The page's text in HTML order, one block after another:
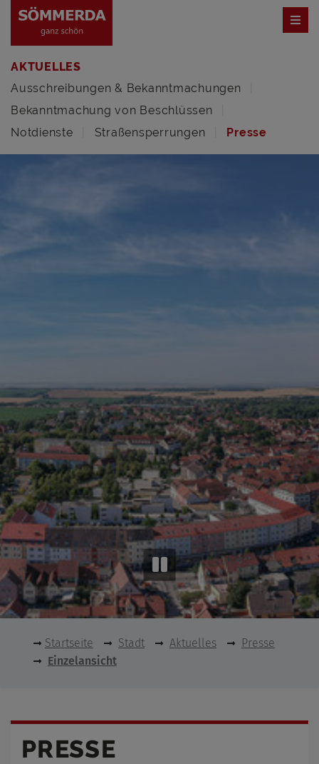
AKTUELLES
Ausschreibungen & Bekanntmachungen
Bekanntmachung von Beschlüssen
Notdienste
Straßensperrungen Presse
Startseite Stadt Aktuelles
Presse
Einzelansicht
PRESSE